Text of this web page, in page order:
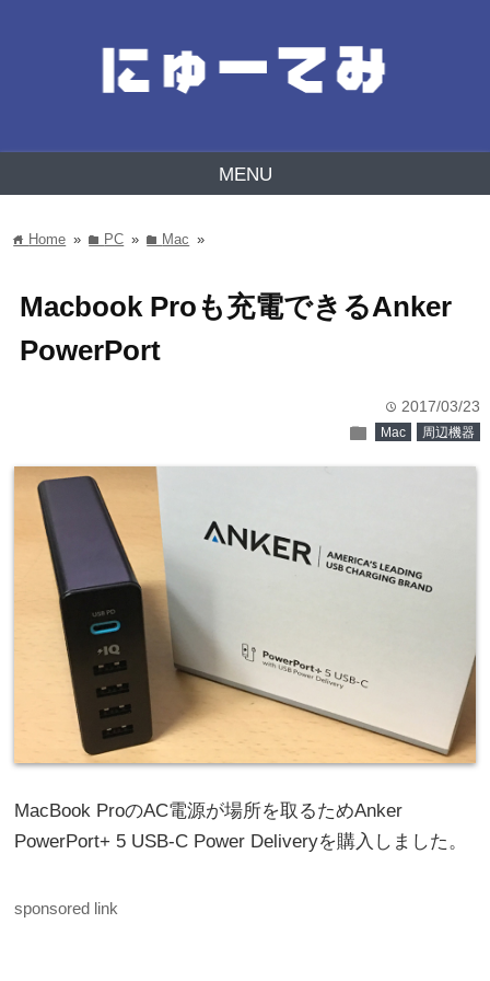
MENU
home Home » folder PC » folder Mac »
Macbook Proも充電できるAnker
PowerPort
time 2017/03/23
folder Mac 周辺機器
MacBook ProのAC電源が場所を取るためAnker
PowerPort+ 5 USB-C Power Deliveryを購入しました。
sponsored link